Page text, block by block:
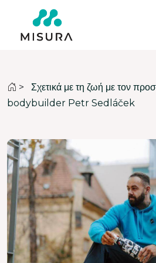
>
Σχετικά με τη ζωή με τον
bodybuilder Petr Sedláček